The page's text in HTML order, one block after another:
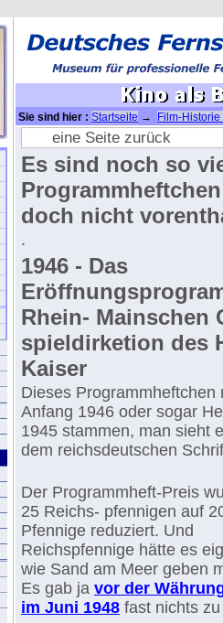
Sie sind hier : Startseite → Film-Historie
eine Seite zurück
Es sind noch so
doch nicht
.
1946 - Das
Rhein- Mainschen
spieldirketion des
Kaiser
Dieses Programmheftchen
Anfang 1946 oder sogar
1945 stammen, man sieht
dem reichsdeutschen
Der Programmheft-Preis
25 Reichs- pfennigen auf
Pfennige reduziert. Und
Reichspfennige hätte es
wie Sand am Meer geben
Es gab ja vor der
im Juni 1948 fast nichts